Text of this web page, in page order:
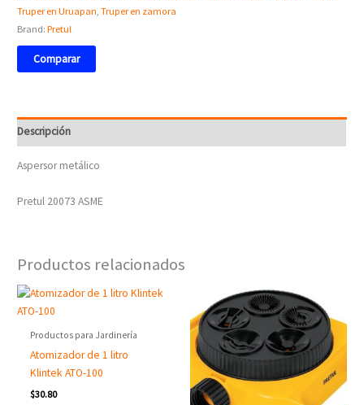
Truper en Uruapan ,Truper en zamora
Brand:Pretul
Comparar
Descripción
Aspersor metálico
Pretul 20073 ASME
Productos relacionados
Productos para Jardinería
Atomizador de 1 litro
Klintek ATO-100
$30.80